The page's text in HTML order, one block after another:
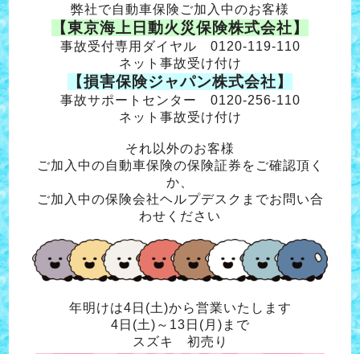
弊社で自動車保険ご加入中のお客様
【東京海上日動火災保険株式会社】
事故受付専用ダイヤル 0120-119-110
ネット事故受け付け
【損害保険ジャパン株式会社】
事故サポートセンター 0120-256-110
ネット事故受け付け
それ以外のお客様
ご加入中の自動車保険の保険証券をご確認頂く
か、
ご加入中の保険会社ヘルプデスクまでお問い合
わせください
年明けは4日(土)から営業いたします
4日(土)～13日(月)まで
スズキ 初売り